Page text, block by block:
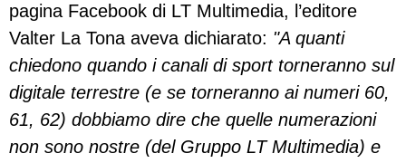
pagina Facebook di LT Multimedia, l’editore
Valter La Tona aveva dichiarato: "A quanti
chiedono quando i canali di sport torneranno sul
digitale terrestre (e se torneranno ai numeri 60,
61, 62) dobbiamo dire che quelle numerazioni
non sono nostre (del Gruppo LT Multimedia) e